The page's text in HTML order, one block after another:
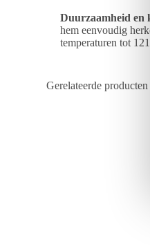
Duurzaamheid en
hem eenvoudig
temperaturen tot
Gerelateerde producten